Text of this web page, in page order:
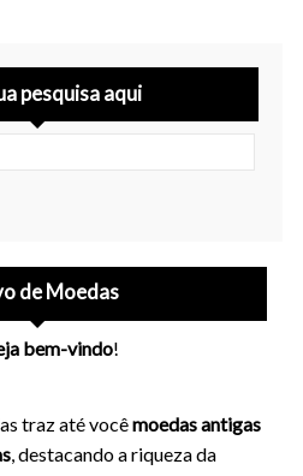
pesquisa aqui
de Moedas
bem-vindo!
traz até vocêmoedas antigas
, destacando a riqueza da